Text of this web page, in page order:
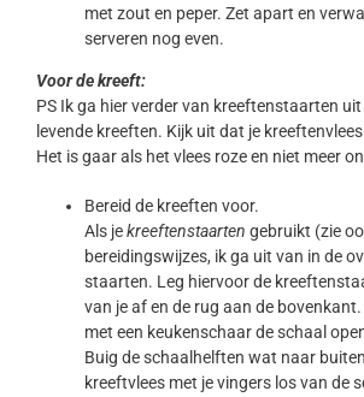
met zout en peper. Zet apart en
serveren nog even.
Voor de kreeft:
PS Ik ga hier verder van kreeftenstaarten
levende kreeften. Kijk uit dat je
Het is gaar als het vlees roze en niet meer
Bereid de kreeften voor.
Als jekreeftenstaarten gebruikt (zie
bereidingswijzes, ik ga uit van in de
staarten. Leg hiervoor de
van je af en de rug aan de
met een keukenschaar de schaal
Buig de schaalhelften wat naar
kreeftvlees met je vingers los van de